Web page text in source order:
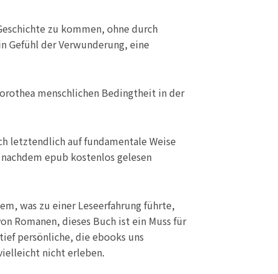
zu kommen, ohne durch
der Verwunderung, eine
menschlichen Bedingtheit in der
letztendlich auf fundamentale Weise
epub kostenlos gelesen
was zu einer Leseerfahrung führte,
Romanen, dieses Buch ist ein Muss für
persönliche, die ebooks uns
nicht erleben.